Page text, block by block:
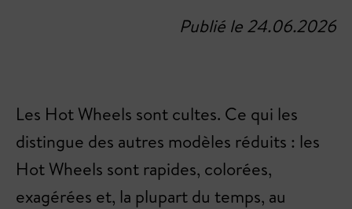
Publié le 24.06.2026
Les Hot Wheels sont cultes. Ce qui les
distingue des autres modèles réduits : les
Hot Wheels sont rapides, colorées,
exagérées et, la plupart du temps, au